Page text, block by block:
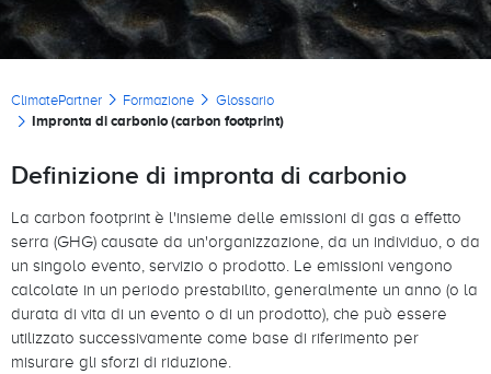
Briciole di pane
ClimatePartner Formazione Glossario
Impronta di carbonio (carbon footprint)
Definizione di impronta di carbonio
La carbon footprint è l'insieme delle emissioni di gas a effetto
serra (GHG) causate da un'organizzazione, da un individuo, o da
un singolo evento, servizio o prodotto. Le emissioni vengono
calcolate in un periodo prestabilito, generalmente un anno (o la
durata di vita di un evento o di un prodotto), che può essere
utilizzato successivamente come base di riferimento per
misurare gli sforzi di riduzione.